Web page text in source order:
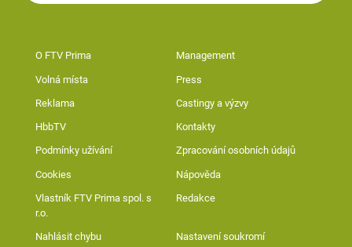
O FTV Prima Management
Volná místa Press
Reklama Castingy a výzvy
HbbTV Kontakty
Podmínky užívání Zpracování osobních údajů
Cookies Nápověda
Vlastník FTV Prima spol. s
r.o.
Redakce
Nahlásit chybu Nastavení soukromí